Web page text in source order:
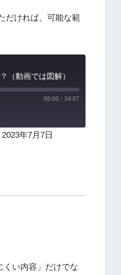
だければ、可能な範
（動画では図解）
00:00 / 34:07
年7月7日
くい内容」だけでな